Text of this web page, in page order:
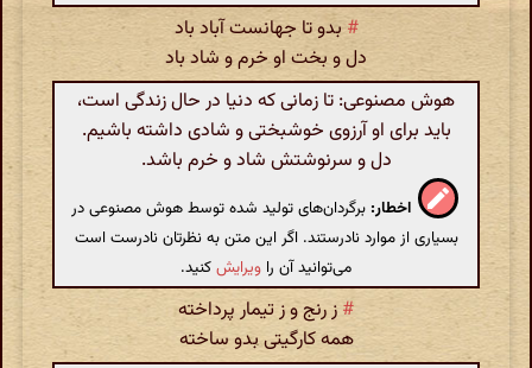
#بدو تا جهانست آباد باد
دل و بخت او خرم و شاد باد
هوش مصنوعی: تا زمانی که دنیا در حال زندگی است،
باید برای او آرزوی خوشبختی و شادی داشته باشیم.
دل و سرنوشتش شاد و خرم باشد.
اخطار: برگردان‌های تولید شده توسط هوش مصنوعی در
بسیاری از موارد نادرستند. اگر این متن به نظرتان نادرست است
می‌توانید آن را ویرایشکنید.
# ز رنج و ز تیمار پرداخته
همه کارگیتی بدو ساخته